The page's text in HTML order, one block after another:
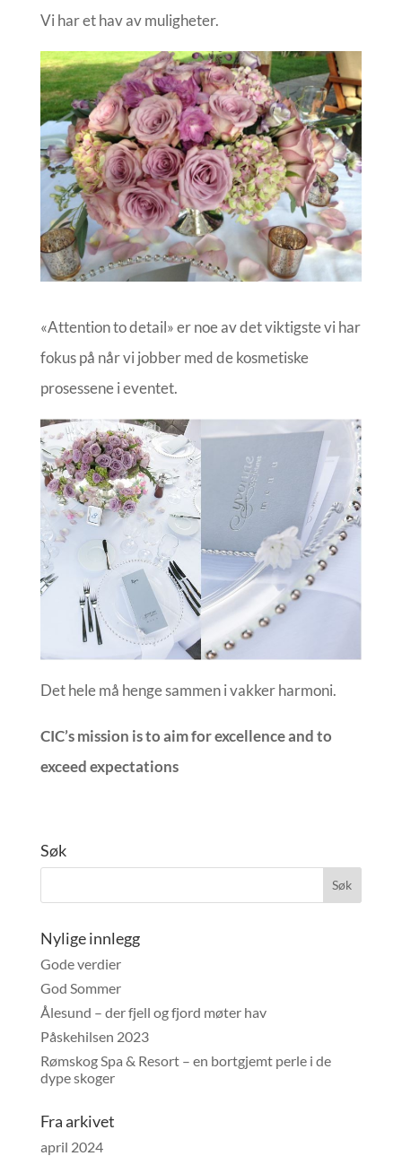
Vi har et hav av muligheter.
«Attention to detail» er noe av det viktigste vi har
fokus på når vi jobber med de kosmetiske
prosessene i eventet.
Det hele må henge sammen i vakker harmoni.
CIC’s mission is to aim for excellence and to
exceed expectations
Søk
Nylige innlegg
Gode verdier
God Sommer
Ålesund – der fjell og fjord møter hav
Påskehilsen 2023
Rømskog Spa & Resort – en bortgjemt perle i de
dype skoger
Fra arkivet
april 2024